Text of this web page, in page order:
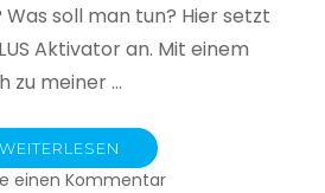
soll man tun? Hier setzt
Aktivator an. Mit einem
zu meiner …
WEITERLESEN
einen Kommentarzu